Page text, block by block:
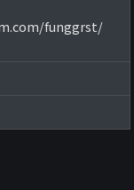
funggrst/